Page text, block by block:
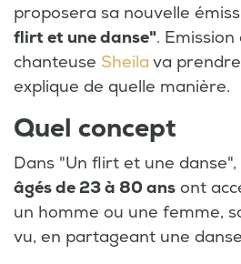
proposera sa nouvelle
flirt et une danse".
chanteuse Sheila va
explique de quelle manière.
Quel concept
Dans "Un flirt et une danse",
âgés de 23 à 80 ans ont
un homme ou une femme,
vu, en partageant une